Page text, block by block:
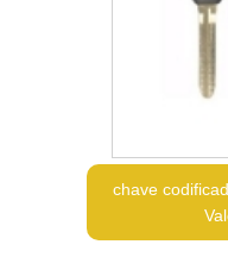
chave